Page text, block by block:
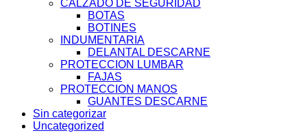
CALZADO DE SEGURIDAD
BOTAS
BOTINES
INDUMENTARIA
DELANTAL DESCARNE
PROTECCION LUMBAR
FAJAS
PROTECCION MANOS
GUANTES DESCARNE
Sin categorizar
Uncategorized